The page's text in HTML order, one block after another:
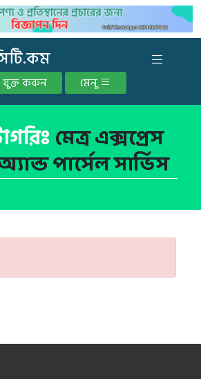
যুক্ত করুন মেনু
মেত্র এক্সপ্রেস
পার্সেল সার্ভিস